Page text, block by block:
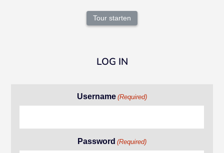
Tour starten
LOG IN
Username (Required)
Password (Required)